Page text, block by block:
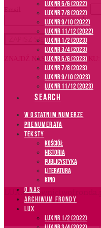
LUX NR 5/6 (2022)
LUX NR 7/8 (2022)
LUX nr 9/10 (2022)
LUX NR 11/12 (2022)
LUX NR 1/2 (2023)
LUX NR 3/4 (2023)
LUX NR 5/6 (2023)
LUX NR 7/8 (2023)
LUX NR 9/10 (2023)
LUX NR 11/12 (2023)
SEARCH
W OSTATNIM NUMERZE
PRENUMERATA
TEKSTY
Kościół
Historia
Publicystyka
Literatura
Kino
O NAS
ARCHIWUM FRONDY
LUX
LUX NR 1/2 (2022)
Email*
ZNAJDŹ NAS NA FACEBOOKU:
LUX.wydawnictwofronda.pl